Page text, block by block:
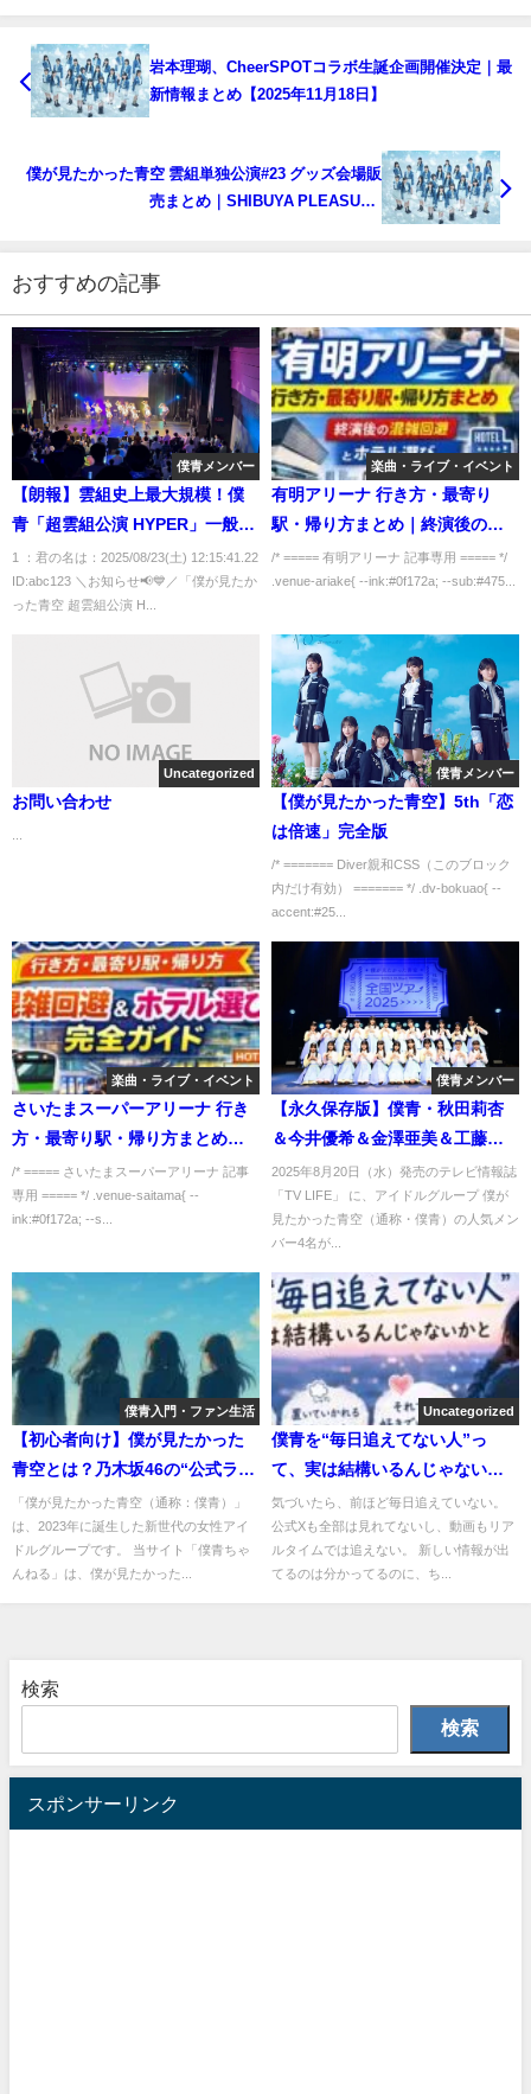
岩本理瑚、CheerSPOTコラボ生誕企画開催決定｜最
新情報まとめ【2025年11月18日】
僕が見たかった青空 雲組単独公演#23 グッズ会場販
売まとめ｜SHIBUYA PLEASURE
おすすめの記事
僕青メンバー
【朗報】雲組史上最大規模！僕
青「超雲組公演 HYPER」一般販
売スタート【LIQUIDROOM】
1 ：君の名は：2025/08/23(土) 12:15:41.22
ID:abc123 ＼お知らせ📢💙／「僕が見たか
った青空 超雲組公演 H...
楽曲・ライブ・イベント
有明アリーナ 行き方・最寄り
駅・帰り方まとめ｜終演後の混
雑回避とホテル選び
/* ===== 有明アリーナ 記事専用 ===== */
.venue-ariake{ --ink:#0f172a; --sub:#475...
Uncategorized
お問い合わせ
僕青メンバー
【僕が見たかった青空】5th「恋
は倍速」完全版
/* ======= Diver親和CSS（このブロック
内だけ有効） ======= */ .dv-bokuao{ --
accent:#25...
楽曲・ライブ・イベント
さいたまスーパーアリーナ 行き
方・最寄り駅・帰り方まとめ｜
終演後の混雑回避とホテル選び
完全ガイド
/* ===== さいたまスーパーアリーナ 記事
専用 ===== */ .venue-saitama{ --
ink:#0f172a; --s...
僕青メンバー
【永久保存版】僕青・秋田莉杏
＆今井優希＆金澤亜美＆工藤唯
愛が「TV LIFE」に登場！グラビ
ア・インタビューの見どころ完
全解説
2025年8月20日（水）発売のテレビ情報誌
「TV LIFE」 に、アイドルグループ 僕が
見たかった青空（通称・僕青）の人気メン
バー4名が...
僕青入門・ファン生活
【初心者向け】僕が見たかった
青空とは？乃木坂46の“公式ライ
バル”として誕生した新時代アイ
ドル【2025年最新版】
「僕が見たかった青空（通称：僕青）」
は、2023年に誕生した新世代の女性アイ
ドルグループです。 当サイト「僕青ちゃ
んねる」は、僕が見たかった...
Uncategorized
僕青を“毎日追えてない人”っ
て、実は結構いるんじゃないか
と思う話
気づいたら、前ほど毎日追えていない。
公式Xも全部は見れてないし、動画もリア
ルタイムでは追えない。 新しい情報が出
てるのは分かってるのに、ち...
検索
検索
スポンサーリンク